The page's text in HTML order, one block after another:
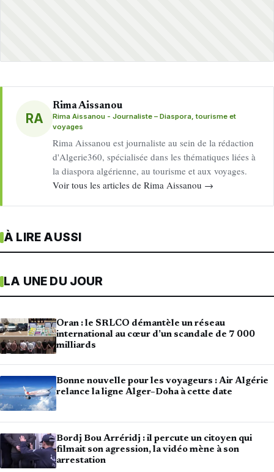
RA
Rima Aissanou
Rima Aissanou - Journaliste – Diaspora, tourisme et
voyages
Rima Aissanou est journaliste au sein de la rédaction
d'Algerie360, spécialisée dans les thématiques liées à
la diaspora algérienne, au tourisme et aux voyages.
Voir tous les articles de Rima Aissanou →
À LIRE AUSSI
LA UNE DU JOUR
Oran : le SRLCO démantèle un réseau
international au cœur d’un scandale de 7 000
milliards
Bonne nouvelle pour les voyageurs : Air Algérie
relance la ligne Alger–Doha à cette date
Bordj Bou Arréridj : il percute un citoyen qui
filmait son agression, la vidéo mène à son
arrestation